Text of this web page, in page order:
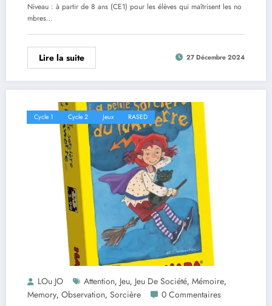
Niveau : à partir de 8 ans (CE1) pour les élèves qui maîtrisent les no
mbres…
Lire la suite 27 Décembre 2024
Cycle 1 Cycle 2 Jeux RASED
LOu JO Attention, Jeu, Jeu De Société, Mémoire,
Memory, Observation, Sorcière 0 Commentaires